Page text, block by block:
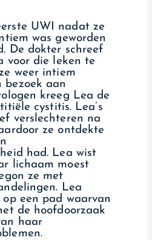
UWI nadat ze
was geworden
De dokter schreef
voor die leken te
weer intiem
bezoek aan
kreeg Lea de
cystitis. Lea’s
verslechteren na
ze ontdekte
had. Lea wist
lichaam moest
ze met
Lea
een pad waarvan
de hoofdoorzaak
haar